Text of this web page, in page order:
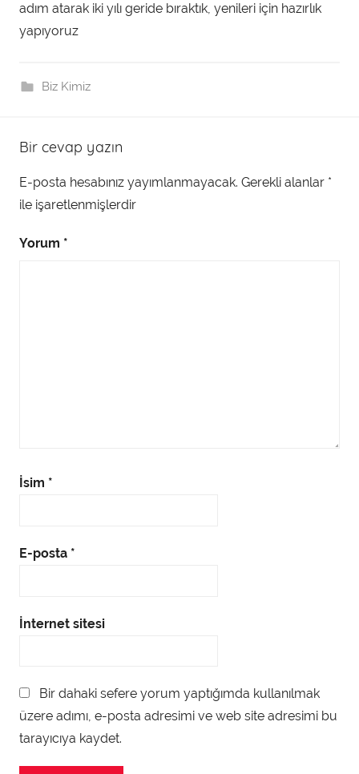
adım atarak iki yılı geride bıraktık, yenileri için hazırlık
yapıyoruz
Biz Kimiz
Bir cevap yazın
E-posta hesabınız yayımlanmayacak. Gerekli alanlar *
ile işaretlenmişlerdir
Yorum *
İsim *
E-posta *
İnternet sitesi
Bir dahaki sefere yorum yaptığımda kullanılmak
üzere adımı, e-posta adresimi ve web site adresimi bu
tarayıcıya kaydet.